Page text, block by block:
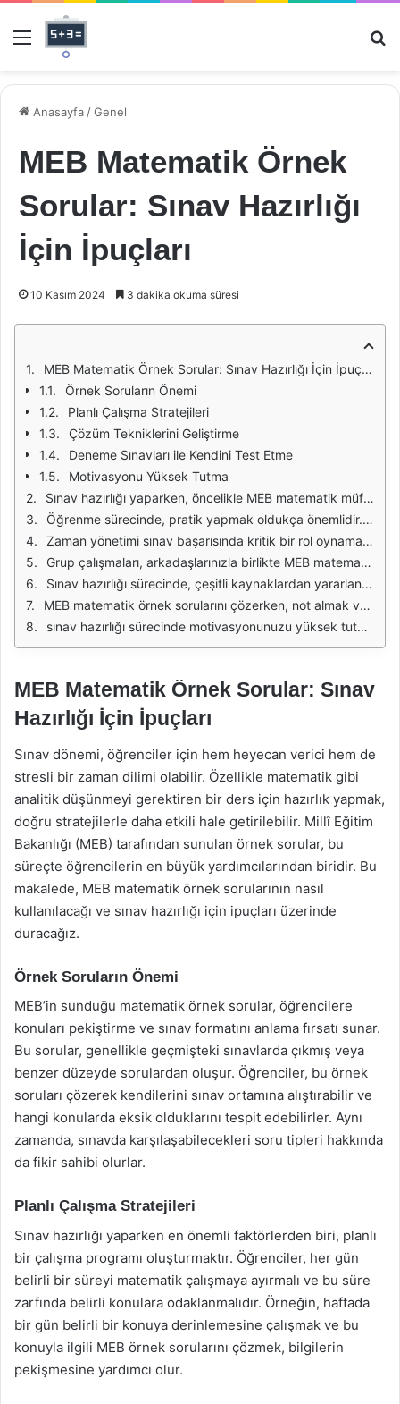
Menü
Anasayfa /Genel
MEB Matematik Örnek
Sorular: Sınav Hazırlığı
İçin İpuçları
10 Kasım 2024 3 dakika okuma süresi
MEB Matematik Örnek Sorular: Sınav Hazırlığı İçin İpuçları
Örnek Soruların Önemi
Planlı Çalışma Stratejileri
Çözüm Tekniklerini Geliştirme
Deneme Sınavları ile Kendini Test Etme
Motivasyonu Yüksek Tutma
Sınav hazırlığı yaparken, öncelikle MEB matematik müfredatını iyi anlamak çok önemlidir. Müfredatta yer alan konu başlıklarını öğrenmek, hangi konularda daha fazla çalışmanız gerektiğini belirlemenize yardımcı olacaktır. Her konunun temel kavramlarını ve formüllerini iyi bir şekilde öğrenmek, soruları daha hızlı ve doğru çözmenizi sağlar. Özellikle, geçmiş yıllardaki sınavlarda sıkça sorulan konulara öncelik vermek, verimli bir çalışma yöntemi olacaktır.
Öğrenme sürecinde, pratik yapmak oldukça önemlidir. MEB matematik örnek soruları, bu pratik için mükemmel bir kaynak sunar. Bu soruları çözmek, hem konu hakkında ne kadar bilgi sahibi olduğunuzu ölçmenize hem de sınav formatını tanımanıza yardımcı olur. Çözüm aşamasında, yanlış yaptığınız soruları analiz ederek, hangi konularda eksik olduğunuzu tespit edebilir ve bu konulara daha fazla zaman ayırabilirsiniz.
Zaman yönetimi sınav başarısında kritik bir rol oynamaktadır. Sınav sırasında her soruya ne kadar süre harcadığınızı bilmek, zamanınızı daha etkili kullanmanıza yardımcı olabilir. MEB örnek sorularını çözerken, belirli bir süre kısıtlaması altında çalışarak, gerçek sınav ortamını simüle edebilirsiniz. Bu yöntem, stresle başa çıkma yeteneğinizi geliştirir ve sınav günü geldiğinde daha hazırlıklı olmanızı sağlar.
Grup çalışmaları, arkadaşlarınızla birlikte MEB matematik örnek sorularını çözmek, öğrenme sürecinizi daha eğlenceli hale getirebilir. Başkalarının bakış açısı, bazı soruları daha kolay anlamanızı sağlar. Ayrıca, birbirinize sorular sorarak ve tartışarak, bilgilerinizi pekiştirebilirsiniz. Ancak grup çalışmaları sırasında dikkat dağıtıcı unsurlardan uzak durmak, verimliliğinizi artıracaktır.
Sınav hazırlığı sürecinde, çeşitli kaynaklardan yararlanmak önemlidir. MEB matematik ders kitapları, ek kaynaklar ve online platformlar, konuları farklı açılardan anlamanızı sağlar. Ayrıca, video dersleri ve eğitim uygulamaları, karmaşık konuları daha anlaşılır hale getirebilir. Bu çeşitlilik, öğrenme stilinize en uygun yöntemleri bulmanıza yardımcı olur.
MEB matematik örnek sorularını çözerken, not almak ve özet çıkarmak, bilgilerinizi kalıcı hale getirir. Önemli formülleri, kavramları ve çözümleri not alarak, sık sık gözden geçirebilirsiniz. Bu yöntem, sınavdan önceki günlerde hızlı bir tekrar yapmanıza olanak tanır. Kendi oluşturduğunuz özetler, sınav hazırlığınızda büyük bir yardımcı olacaktır.
sınav hazırlığı sürecinde motivasyonunuzu yüksek tutmak çok önemlidir. Kendinize hedefler koyarak, ilerlemenizi takip edebilirsiniz. Küçük ödüllerle kendinizi motive etmek, çalışmaya olan isteğinizi artırır. Ayrıca, sağlıklı bir yaşam tarzı benimsemek, yeterli uyku almak ve düzenli spor yapmak, zihinsel ve fiziksel sağlığınızı koruyarak, sınav gününde en iyi performansınızı sergilemenizi sağlar.
MEB Matematik Örnek Sorular: Sınav
Hazırlığı İçin İpuçları
Sınav dönemi, öğrenciler için hem heyecan verici hem de
stresli bir zaman dilimi olabilir. Özellikle matematik gibi
analitik düşünmeyi gerektiren bir ders için hazırlık yapmak,
doğru stratejilerle daha etkili hale getirilebilir. Millî Eğitim
Bakanlığı (MEB) tarafından sunulan örnek sorular, bu
süreçte öğrencilerin en büyük yardımcılarından biridir. Bu
makalede, MEB matematik örnek sorularının nasıl
kullanılacağı ve sınav hazırlığı için ipuçları üzerinde
duracağız.
Örnek Soruların Önemi
MEB’in sunduğu matematik örnek sorular, öğrencilere
konuları pekiştirme ve sınav formatını anlama fırsatı sunar.
Bu sorular, genellikle geçmişteki sınavlarda çıkmış veya
benzer düzeyde sorulardan oluşur. Öğrenciler, bu örnek
soruları çözerek kendilerini sınav ortamına alıştırabilir ve
hangi konularda eksik olduklarını tespit edebilirler. Aynı
zamanda, sınavda karşılaşabilecekleri soru tipleri hakkında
da fikir sahibi olurlar.
Planlı Çalışma Stratejileri
Sınav hazırlığı yaparken en önemli faktörlerden biri, planlı
bir çalışma programı oluşturmaktır. Öğrenciler, her gün
belirli bir süreyi matematik çalışmaya ayırmalı ve bu süre
zarfında belirli konulara odaklanmalıdır. Örneğin, haftada
bir gün belirli bir konuya derinlemesine çalışmak ve bu
konuyla ilgili MEB örnek sorularını çözmek, bilgilerin
pekişmesine yardımcı olur.